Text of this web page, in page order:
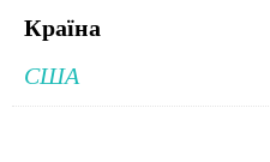
Країна
США